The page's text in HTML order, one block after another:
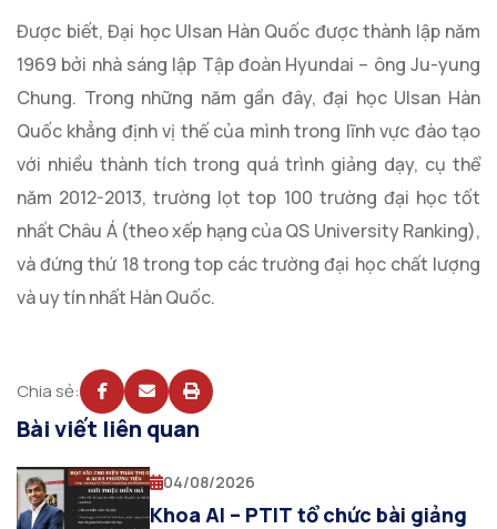
Được biết, Đại học Ulsan Hàn Quốc được thành lập năm
1969 bởi nhà sáng lập Tập đoàn Hyundai – ông Ju-yung
Chung. Trong những năm gần đây, đại học Ulsan Hàn
Quốc khẳng định vị thế của mình trong lĩnh vực đào tạo
với nhiều thành tích trong quá trình giảng dạy, cụ thể
năm 2012-2013, trường lọt top 100 trường đại học tốt
nhất Châu Á (theo xếp hạng của QS University Ranking),
và đứng thứ 18 trong top các trường đại học chất lượng
và uy tín nhất Hàn Quốc.
Chia sẻ:
Bài viết liên quan
04/08/2026
Khoa AI – PTIT tổ chức bài giảng